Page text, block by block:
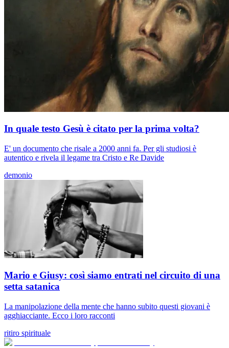
In quale testo Gesù è citato per la prima volta?
E' un documento che risale a 2000 anni fa. Per gli studiosi è
autentico e rivela il legame tra Cristo e Re Davide
demonio
Mario e Giusy: così siamo entrati nel circuito di una
setta satanica
La manipolazione della mente che hanno subito questi giovani è
agghiacciante. Ecco i loro racconti
ritiro spirituale